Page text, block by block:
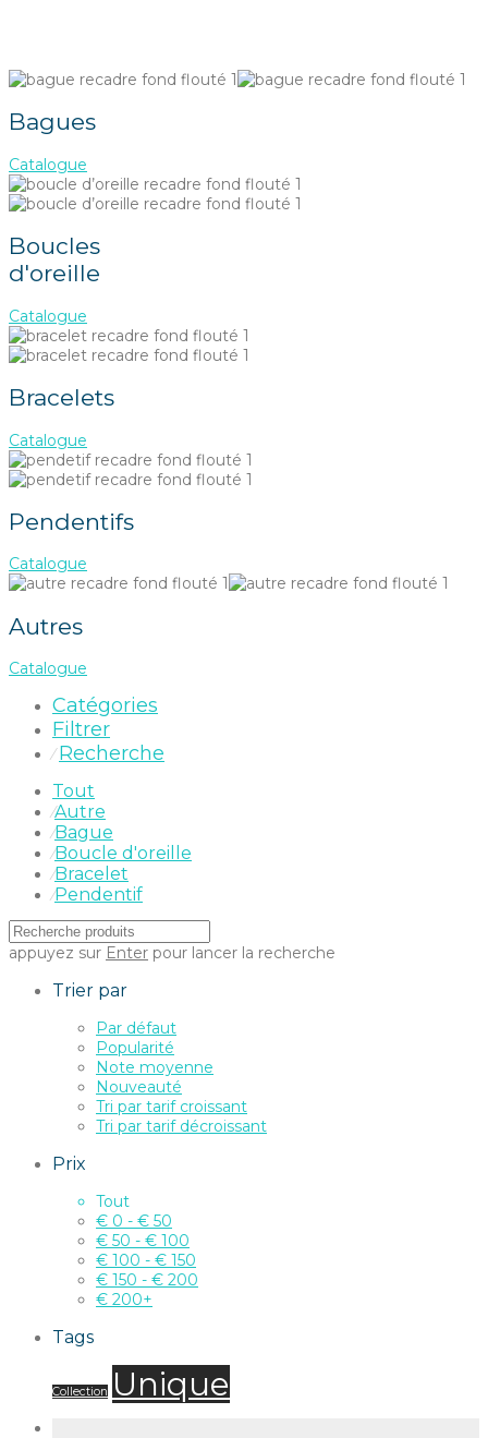
Bagues
Catalogue
Boucles
d'oreille
Catalogue
Bracelets
Catalogue
Pendentifs
Catalogue
Autres
Catalogue
Catégories
Filtrer
⁄ Recherche
Tout
⁄Autre
⁄Bague
⁄Boucle d'oreille
⁄Bracelet
⁄Pendentif
appuyez sur Enter pour lancer la recherche
Trier par
Par défaut
Popularité
Note moyenne
Nouveauté
Tri par tarif croissant
Tri par tarif décroissant
Prix
Tout
€ 0 - € 50
€ 50 - € 100
€ 100 - € 150
€ 150 - € 200
€ 200+
Tags
Collection Unique